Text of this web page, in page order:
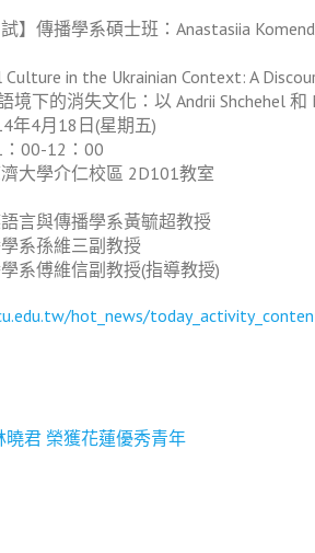
試】傳播學系碩士班：Anastasiia
in the Ukrainian Context: A
境下的消失文化：以 Andrii Shchehel 和
年4月18日(星期五)
00-12：00
大學介仁校區 2D101教室
言與傳播學系黃毓超教授
系孫維三副教授
系傅維信副教授(指導教授)
hot_news/
曉君 榮獲花蓮優秀青年